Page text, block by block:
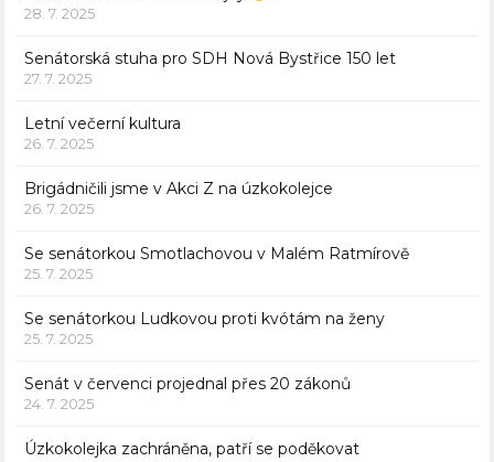
28. 7. 2025
Senátorská stuha pro SDH Nová Bystřice 150 let
27. 7. 2025
Letní večerní kultura
26. 7. 2025
Brigádničili jsme v Akci Z na úzkokolejce
26. 7. 2025
Se senátorkou Smotlachovou v Malém Ratmírově
25. 7. 2025
Se senátorkou Ludkovou proti kvótám na ženy
25. 7. 2025
Senát v červenci projednal přes 20 zákonů
24. 7. 2025
Úzkokolejka zachráněna, patří se poděkovat